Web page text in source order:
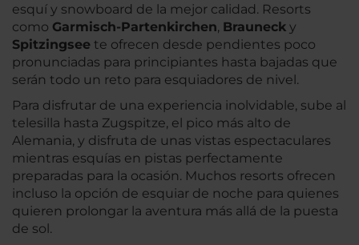
esquí y snowboard de la mejor calidad. Resorts
como Garmisch-Partenkirchen, Brauneck y
Spitzingsee te ofrecen desde pendientes poco
pronunciadas para principiantes hasta bajadas que
serán todo un reto para esquiadores de nivel.
Para disfrutar de una experiencia inolvidable, sube al
telesilla hasta Zugspitze, el pico más alto de
Alemania, y disfruta de unas vistas espectaculares
mientras esquías en pistas perfectamente
preparadas para la ocasión. Muchos resorts ofrecen
incluso la opción de esquiar de noche para quienes
quieren prolongar la aventura más allá de la puesta
de sol.